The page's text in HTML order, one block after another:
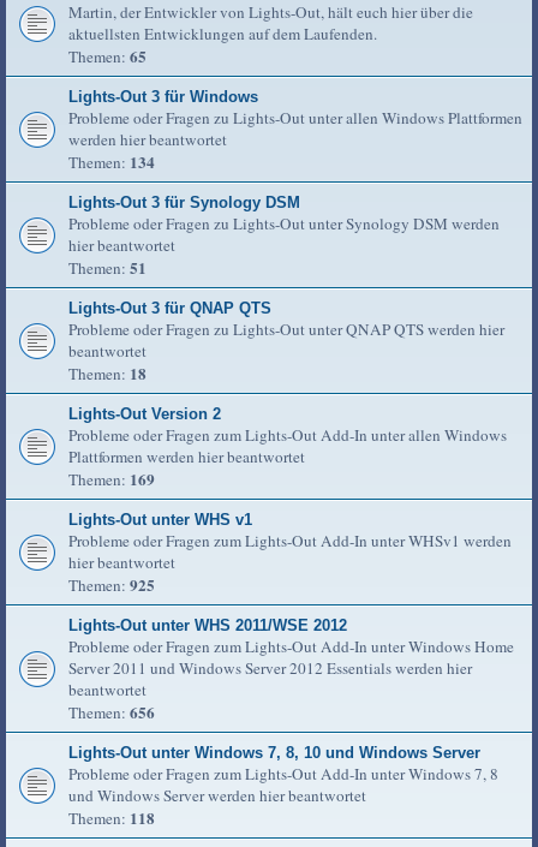
Martin, der Entwickler von Lights-Out, hält euch hier über die
aktuellsten Entwicklungen auf dem Laufenden.
Themen: 65
Lights-Out 3 für Windows
Probleme oder Fragen zu Lights-Out unter allen Windows Plattformen
werden hier beantwortet
Themen: 134
Lights-Out 3 für Synology DSM
Probleme oder Fragen zu Lights-Out unter Synology DSM werden
hier beantwortet
Themen: 51
Lights-Out 3 für QNAP QTS
Probleme oder Fragen zu Lights-Out unter QNAP QTS werden hier
beantwortet
Themen: 18
Lights-Out Version 2
Probleme oder Fragen zum Lights-Out Add-In unter allen Windows
Plattformen werden hier beantwortet
Themen: 169
Lights-Out unter WHS v1
Probleme oder Fragen zum Lights-Out Add-In unter WHSv1 werden
hier beantwortet
Themen: 925
Lights-Out unter WHS 2011/WSE 2012
Probleme oder Fragen zum Lights-Out Add-In unter Windows Home
Server 2011 und Windows Server 2012 Essentials werden hier
beantwortet
Themen: 656
Lights-Out unter Windows 7, 8, 10 und Windows Server
Probleme oder Fragen zum Lights-Out Add-In unter Windows 7, 8
und Windows Server werden hier beantwortet
Themen: 118